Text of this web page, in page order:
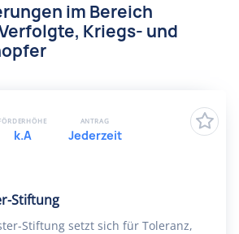
im Bereich
Kriegs- und
Stiftung
Stiftung setzt sich für Toleranz,
k.A
ANTRAG
Jederzeit